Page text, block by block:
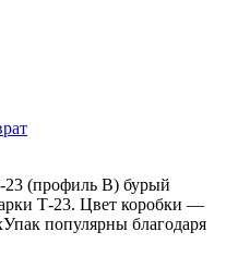
(профиль B) бурый
Т-23. Цвет коробки —
популярны благодаря